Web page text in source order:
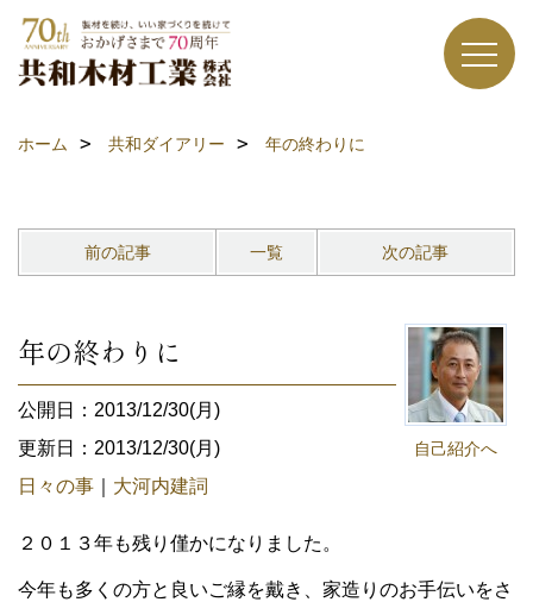
ホーム 共和ダイアリー 年の終わりに
前の記事 一覧 次の記事
自己紹介へ
年の終わりに
公開日：2013/12/30(月)
更新日：2013/12/30(月)
日々の事
大河内建詞
２０１３年も残り僅かになりました。
今年も多くの方と良いご縁を戴き、家造りのお手伝いをさ